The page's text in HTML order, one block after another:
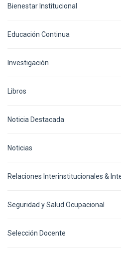
Bienestar Institucional
Educación Continua
Investigación
Libros
Noticia Destacada
Noticias
Relaciones Interinstitucionales &
Seguridad y Salud Ocupacional
Selección Docente